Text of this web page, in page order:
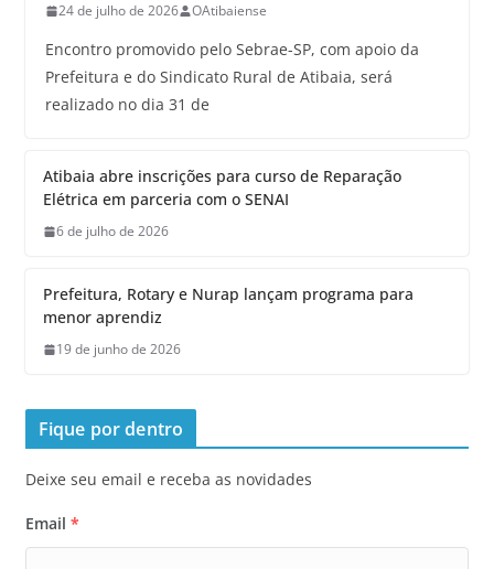
24 de julho de 2026 OAtibaiense
Encontro promovido pelo Sebrae-SP, com apoio da
Prefeitura e do Sindicato Rural de Atibaia, será
realizado no dia 31 de
Atibaia abre inscrições para curso de Reparação
Elétrica em parceria com o SENAI
6 de julho de 2026
Prefeitura, Rotary e Nurap lançam programa para
menor aprendiz
19 de junho de 2026
Fique por dentro
Deixe seu email e receba as novidades
Email *